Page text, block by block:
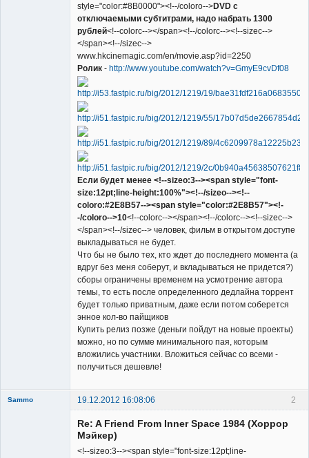
style="color:#8B0000"><!--/coloro-->DVD с
отключаемыми субтитрами, надо набрать 1300
рублей<!--colorc--></span><!--/colorc--><!--sizec-->
</span><!--/sizec-->
www.hkcinemagic.com/en/movie.asp?id=2250
Ролик - http://www.youtube.com/watch?v=GmyE9cvDf08
Если будет менее <!--sizeo:3--><span style="font-
size:12pt;line-height:100%"><!--/sizeo--><!--
coloro:#2E8B57--><span style="color:#2E8B57"><!-
-/coloro-->10<!--colorc--></span><!--/colorc--><!--sizec-->
</span><!--/sizec--> человек, фильм в открытом доступе
выкладываться не будет.
Что бы не было тех, кто ждет до последнего момента (а
вдруг без меня соберут, и вкладываться не придется?)
сборы ограничены временем на усмотрение автора
темы, то есть после определенного дедлайна торрент
будет только приватным, даже если потом соберется
энное кол-во пайщиков
Купить релиз позже (деньги пойдут на новые проекты)
можно, но по сумме минимального пая, которым
вложились участники. Вложиться сейчас со всеми -
получиться дешевле!
2
Sammo
19.12.2012 16:08:06
Re: A Friend From Inner Space 1984 (Хоррор
Мэйкер)
<!--sizeo:3--><span style="font-size:12pt;line-